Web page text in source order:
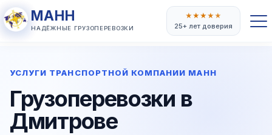
МАНН
НАДЁЖНЫЕ ГРУЗОПЕРЕВОЗКИ
★★★★★
25+ лет доверия
УСЛУГИ ТРАНСПОРТНОЙ КОМПАНИИ МАНН
Грузоперевозки в
Дмитрове